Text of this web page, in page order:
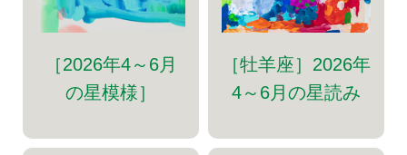
［2026年4～6月
の星模様］
［牡羊座］2026年
4～6月の星読み